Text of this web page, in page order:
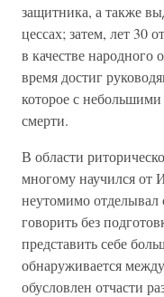
защитника, а также
цессах; затем, лет 30
в качестве народного
вре­мя достиг
которое с
смерти.
В области
многому научился от
неуто­мимо отделывал
говорить без
представить себе
обнаруживается
обусловлен отчасти